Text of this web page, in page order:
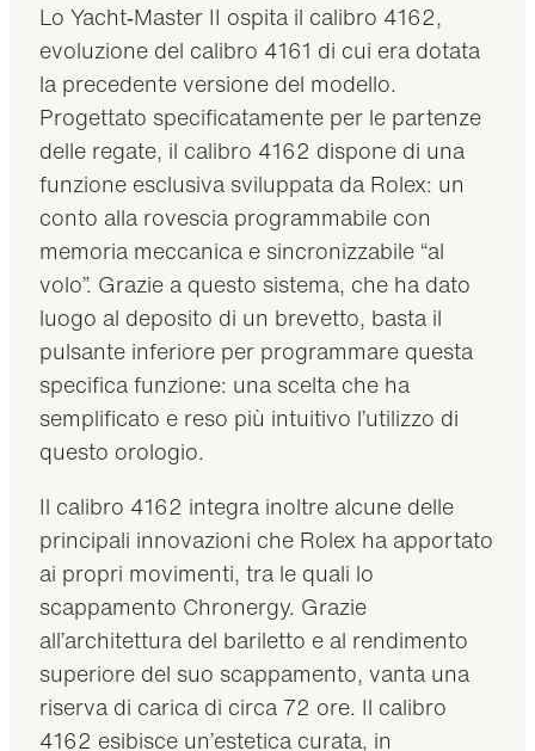
Lo Yacht‑Master II ospita il calibro 4162,
evoluzione del calibro 4161 di cui era dotata
la precedente versione del modello.
Progettato specificatamente per le partenze
delle regate, il calibro 4162 dispone di una
funzione esclusiva sviluppata da Rolex: un
conto alla rovescia programmabile con
memoria meccanica e sincronizzabile “al
volo”. Grazie a questo sistema, che ha dato
luogo al deposito di un brevetto, basta il
pulsante inferiore per programmare questa
specifica funzione: una scelta che ha
semplificato e reso più intuitivo l’utilizzo di
questo orologio.
Il calibro 4162 integra inoltre alcune delle
principali innovazioni che Rolex ha apportato
ai propri movimenti, tra le quali lo
scappamento Chronergy. Grazie
all’architettura del bariletto e al rendimento
superiore del suo scappamento, vanta una
riserva di carica di circa 72 ore. Il calibro
4162 esibisce un’estetica curata, in